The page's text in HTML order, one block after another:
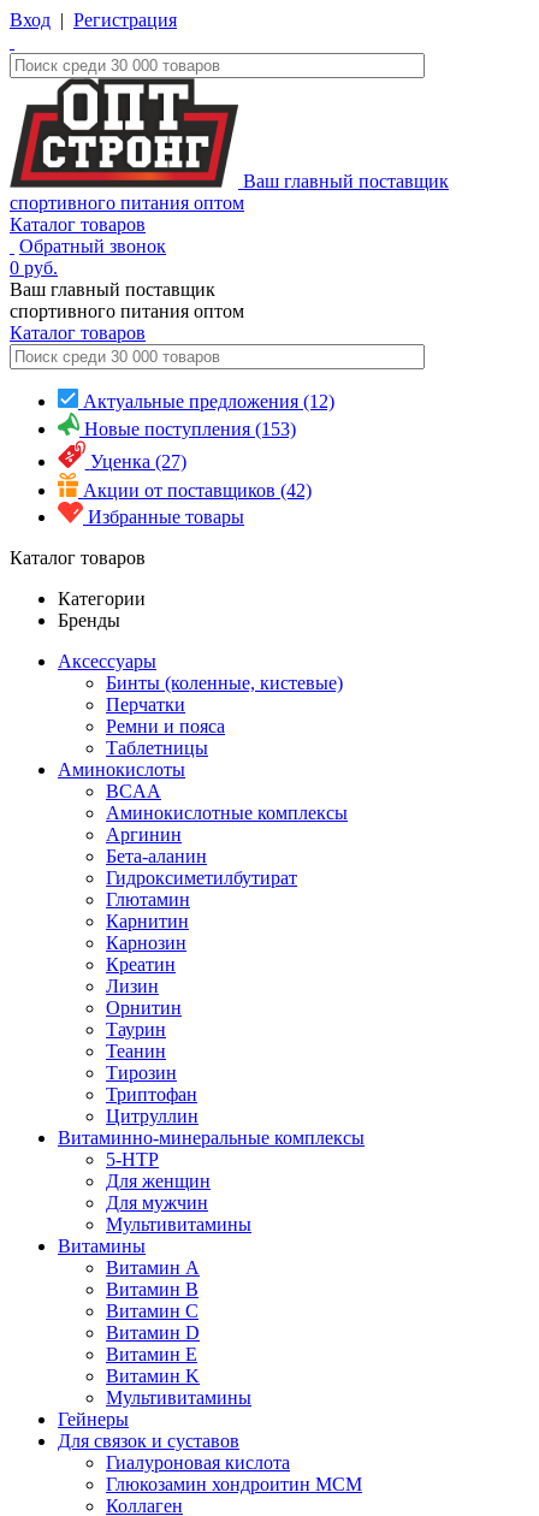
Вход | Регистрация
Ваш главный поставщик
спортивного питания оптом
Каталог товаров
Обратный звонок
0 руб.
Ваш главный поставщик
спортивного питания оптом
Каталог товаров
Актуальные предложения (12)
Новые поступления (153)
Уценка (27)
Акции от поставщиков (42)
Избранные товары
Каталог товаров
Категории
Бренды
Аксессуары
Бинты (коленные, кистевые)
Перчатки
Ремни и пояса
Таблетницы
Аминокислоты
BCAA
Аминокислотные комплексы
Аргинин
Бета-аланин
Гидроксиметилбутират
Глютамин
Карнитин
Карнозин
Креатин
Лизин
Орнитин
Таурин
Теанин
Тирозин
Триптофан
Цитруллин
Витаминно-минеральные комплексы
5-HTP
Для женщин
Для мужчин
Мультивитамины
Витамины
Витамин A
Витамин B
Витамин C
Витамин D
Витамин E
Витамин K
Мультивитамины
Гейнеры
Для связок и суставов
Гиалуроновая кислота
Глюкозамин хондроитин МСМ
Коллаген